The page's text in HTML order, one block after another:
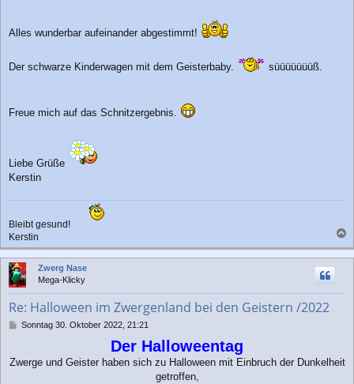
g
Alles wunderbar aufeinander abgestimmt!
Der schwarze Kinderwagen mit dem Geisterbaby. süüüüüüüß.
Freue mich auf das Schnitzergebnis.
Liebe Grüße
Kerstin
Bleibt gesund!
Kerstin
a
c
Zwerg Nase
Mega-Klicky
Re: Halloween im Zwergenland bei den Geistern /2022
B
t
Sonntag 30. Oktober 2022, 21:21
Der Halloweentag
Zwerge und Geister haben sich zu Halloween mit Einbruch der Dunkelheit
getroffen,